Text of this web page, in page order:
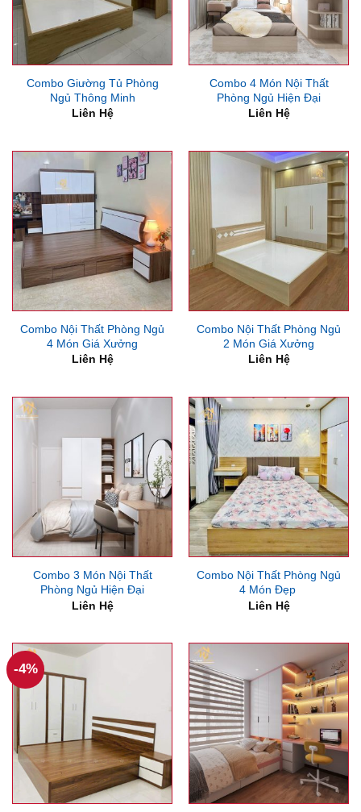
Combo Giường Tủ Phòng
Ngủ Thông Minh
Liên Hệ
Combo 4 Món Nội Thất
Phòng Ngủ Hiện Đại
Liên Hệ
Combo Nội Thất Phòng Ngủ
4 Món Giá Xưởng
Liên Hệ
Combo Nội Thất Phòng Ngủ
2 Món Giá Xưởng
Liên Hệ
Combo 3 Món Nội Thất
Phòng Ngủ Hiện Đại
Liên Hệ
Combo Nội Thất Phòng Ngủ
4 Món Đẹp
Liên Hệ
-4%